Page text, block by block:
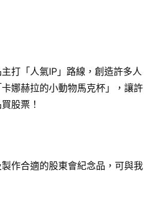
打「人氣IP」路線，創造許多人
娜赫拉的小動物馬克杯」，讓許
股票！
作合適的股東會紀念品，可與我